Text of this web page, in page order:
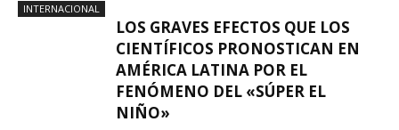
INTERNACIONAL
LOS GRAVES EFECTOS QUE LOS
CIENTÍFICOS PRONOSTICAN EN
AMÉRICA LATINA POR EL
FENÓMENO DEL «SÚPER EL
NIÑO»